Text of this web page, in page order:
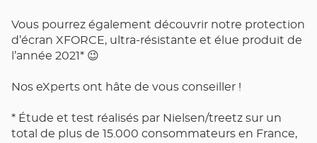
Vous pourrez également découvrir notre protection
d’écran XFORCE, ultra-résistante et élue produit de
l’année 2021* 😉
Nos eXperts ont hâte de vous conseiller !
* Étude et test réalisés par Nielsen/treetz sur un
total de plus de 15.000 consommateurs en France,